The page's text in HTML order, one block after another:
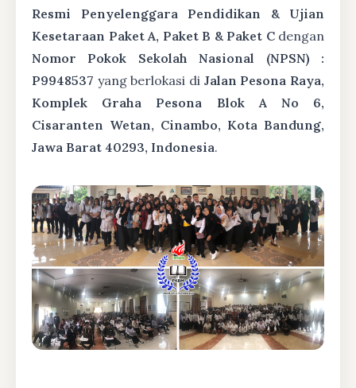
Resmi Penyelenggara Pendidikan & Ujian
Kesetaraan Paket A, Paket B & Paket Cdengan
Nomor Pokok Sekolah Nasional (NPSN) :
P9948537 yang berlokasi di Jalan Pesona Raya,
Komplek Graha Pesona Blok A No 6,
Cisaranten Wetan, Cinambo, Kota Bandung,
Jawa Barat 40293, Indonesia.